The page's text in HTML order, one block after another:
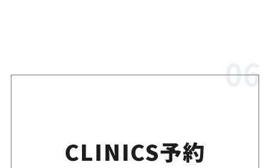
CLINICS予約